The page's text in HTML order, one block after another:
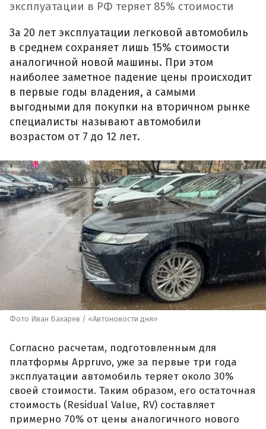
эксплуатации в РФ теряет 85% стоимости
За 20 лет эксплуатации легковой автомобиль
в среднем сохраняет лишь 15% стоимости
аналогичной новой машины. При этом
наиболее заметное падение цены происходит
в первые годы владения, а самыми
выгодными для покупки на вторичном рынке
специалисты называют автомобили
возрастом от 7 до 12 лет.
Фото Иван Бахарев / «Автоновости дня»
Согласно расчетам, подготовленным для
платформы Appruvo, уже за первые три года
эксплуатации автомобиль теряет около 30%
своей стоимости. Таким образом, его остаточная
стоимость (Residual Value, RV) составляет
примерно 70% от цены аналогичного нового